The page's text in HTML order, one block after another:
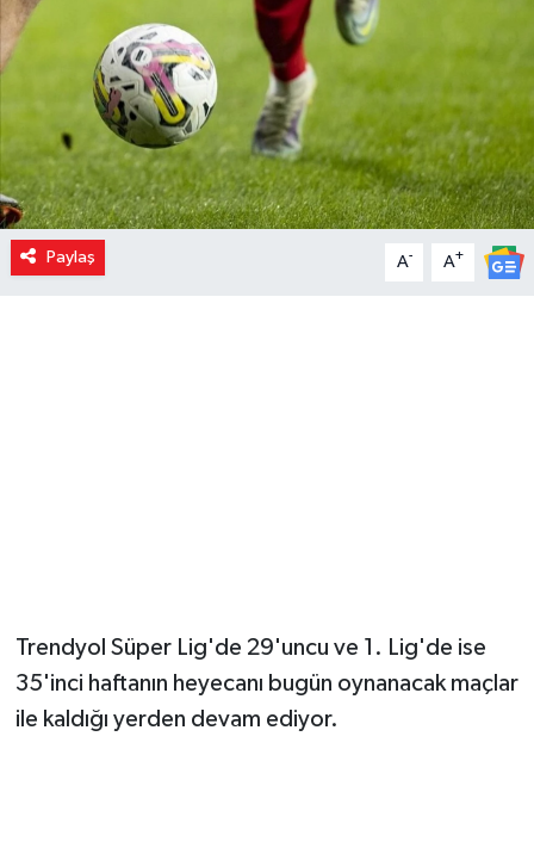
Paylaş A- A+
Trendyol Süper Lig'de 29'uncu ve 1. Lig'de ise
35'inci haftanın heyecanı bugün oynanacak maçlar
ile kaldığı yerden devam ediyor.